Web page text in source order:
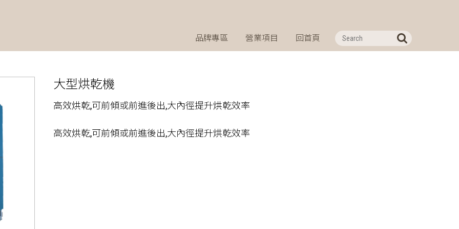
品牌專區 營業項目 回首頁
大型烘乾機
高效烘乾,可前傾或前進後出,大內徑提升烘乾效率
高效烘乾,可前傾或前進後出,大內徑提升烘乾效率